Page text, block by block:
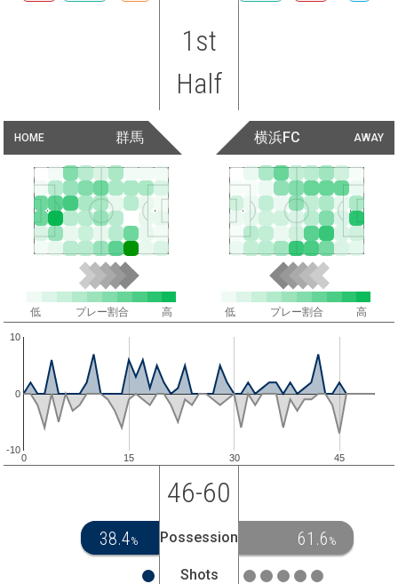
1st
Half
HOME 群馬 AWAY
横浜FC
低 プレー割合 高 低 プレー割合 高
0 15 30 45
-10
0
10
46-60
38.4% Possession 61.6 %
Shots